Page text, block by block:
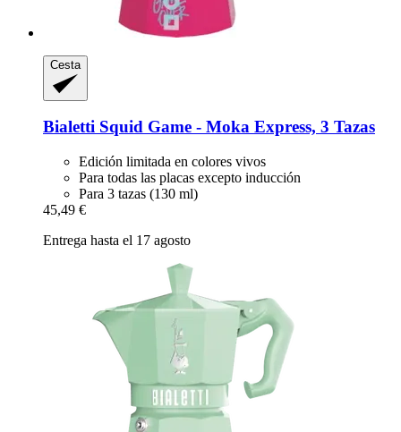
Cesta
Bialetti Squid Game -​ Moka Express, 3 Tazas
Edición limitada en colores vivos
Para todas las placas excepto inducción
Para 3 tazas (130 ml)
45,49 €
Entrega hasta el 17 agosto